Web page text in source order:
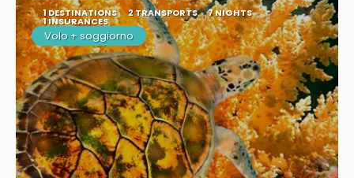
1 DESTINATIONS 2 TRANSPORTS 7 NIGHTS
1 INSURANCES
Volo + soggiorno